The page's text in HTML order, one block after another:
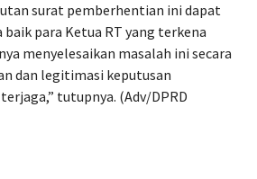
surat pemberhentian ini dapat
para Ketua RT yang terkena
menyelesaikan masalah ini secara
dan legitimasi keputusan
tutupnya. (Adv/DPRD